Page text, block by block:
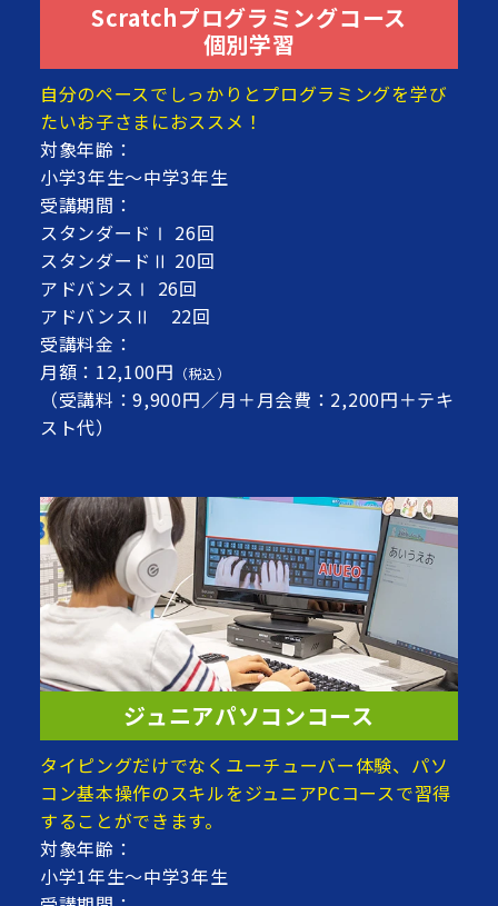
Scratchプログラミングコース
個別学習
自分のペースでしっかりとプログラミングを学び
たいお子さまにおススメ！
対象年齢：
小学3年生～中学3年生
受講期間：
スタンダードⅠ 26回
スタンダードⅡ 20回
アドバンスⅠ 26回
アドバンスⅡ 22回
受講料金：
月額：12,100円 （税込）
（受講料：9,900円／月＋月会費：2,200円＋テキ
スト代）
ジュニアパソコンコース
タイピングだけでなくユーチューバー体験、パソ
コン基本操作のスキルをジュニアPCコースで習得
することができます。
対象年齢：
小学1年生～中学3年生